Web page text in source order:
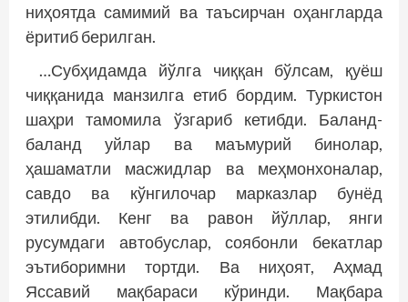
ниҳоятда самимий ва таъсирчан оҳангларда
ёритиб берилган.
…Субҳидамда йўлга чиққан бўлсам, қуёш
чиққанида манзилга етиб бордим. Туркистон
шаҳри тамомила ўзгариб кетибди. Баланд-
баланд уйлар ва маъмурий бинолар,
ҳашаматли масжидлар ва меҳмонхоналар,
савдо ва кўнгилочар марказлар бунёд
этилибди. Кенг ва равон йўллар, янги
русумдаги автобуслар, соябонли бекатлар
эътиборимни тортди. Ва ниҳоят, Аҳмад
Яссавий мақбараси кўринди. Мақбара